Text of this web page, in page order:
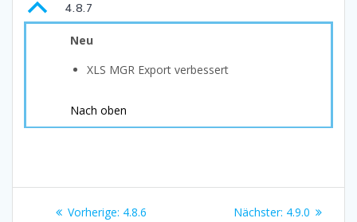
B 4.8.7
Neu
XLS MGR Export verbessert
Nach oben
Beitragsnavigation
Vorherige: Vorheriger
4.8.6 Nächster: Nächster
4.9.0